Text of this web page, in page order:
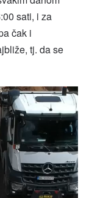
sati, i za
čak i
tj. da se